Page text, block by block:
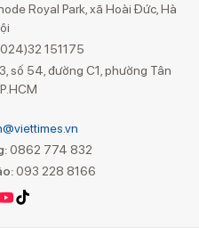
Royal Park, xã Hoài Đức, Hà
151175
số 54, đường C1, phường Tân
0862 774 832
093 228 8166